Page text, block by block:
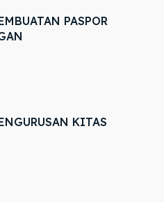
PASPOR
KITAS